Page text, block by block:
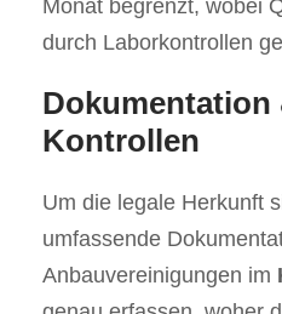
Monat begrenzt, wobei
durch Laborkontrollen
Dokumentation
Kontrollen
Um die legale Herkunft
umfassende
Anbauvereinigungen im